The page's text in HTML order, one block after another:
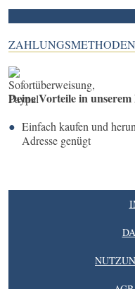
ZAHLUNGSMETHODEN
Deine Vorteile in
Einfach kaufen und
Adresse genügt